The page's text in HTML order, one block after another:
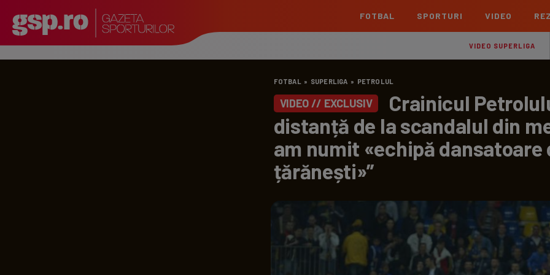
FOTBAL
Echipe
Liga 2
Clasament
Cupa României Betano
Echipe Meciuri
Echipe
SPORTURI VIDEO
VIDEO SUPERLIGA
FOTBAL » SUPERLIGA » PETROLUL
VIDEO // EXCLUSIV
Crainicul
distanță de la scandalul din
am numit «echipă
țărănești»”